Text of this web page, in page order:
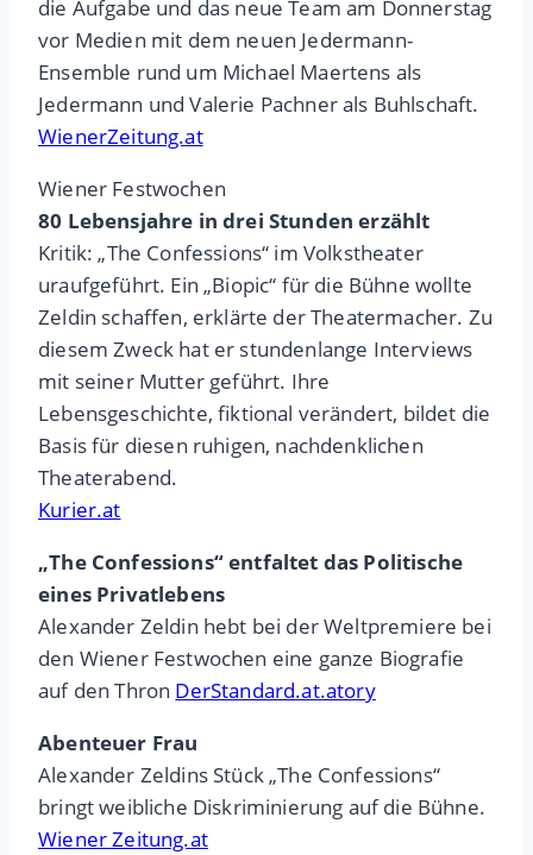
die Aufgabe und das neue Team am Donnerstag
vor Medien mit dem neuen Jedermann-
Ensemble rund um Michael Maertens als
Jedermann und Valerie Pachner als Buhlschaft.
WienerZeitung.at
Wiener Festwochen
80 Lebensjahre in drei Stunden erzählt
Kritik: „The Confessions“ im Volkstheater
uraufgeführt. Ein „Biopic“ für die Bühne wollte
Zeldin schaffen, erklärte der Theatermacher. Zu
diesem Zweck hat er stundenlange Interviews
mit seiner Mutter geführt. Ihre
Lebensgeschichte, fiktional verändert, bildet die
Basis für diesen ruhigen, nachdenklichen
Theaterabend.
Kurier.at
„The Confessions“ entfaltet das Politische
eines Privatlebens
Alexander Zeldin hebt bei der Weltpremiere bei
den Wiener Festwochen eine ganze Biografie
auf den Thron DerStandard.at.atory
Abenteuer Frau
Alexander Zeldins Stück „The Confessions“
bringt weibliche Diskriminierung auf die Bühne.
Wiener Zeitung.at